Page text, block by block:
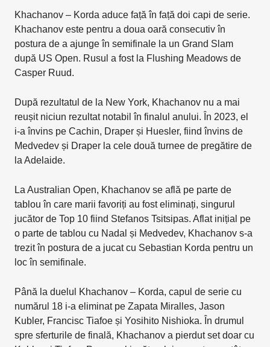
Khachanov – Korda aduce față în față doi capi de serie.
Khachanov este pentru a doua oară consecutiv în
postura de a ajunge în semifinale la un Grand Slam
după US Open. Rusul a fost la Flushing Meadows de
Casper Ruud.
După rezultatul de la New York, Khachanov nu a mai
reușit niciun rezultat notabil în finalul anului. În 2023, el
i-a învins pe Cachin, Draper și Huesler, fiind învins de
Medvedev și Draper la cele două turnee de pregătire de
la Adelaide.
La Australian Open, Khachanov se află pe parte de
tablou în care marii favoriți au fost eliminați, singurul
jucător de Top 10 fiind Stefanos Tsitsipas. Aflat inițial pe
o parte de tablou cu Nadal și Medvedev, Khachanov s-a
trezit în postura de a jucat cu Sebastian Korda pentru un
loc în semifinale.
Până la duelul Khachanov – Korda, capul de serie cu
numărul 18 i-a eliminat pe Zapata Miralles, Jason
Kubler, Francisc Tiafoe și Yosihito Nishioka. În drumul
spre sferturile de finală, Khachanov a pierdut set doar cu